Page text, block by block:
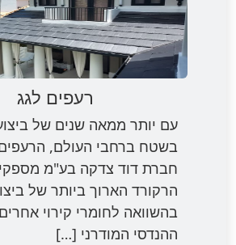
רעפים לגג
עם יותר ממאה שנים של
בשטח ברחבי העולם,
חברת דוד צדקה בע"מ
הרקורד הארוך ביותר של
בהשוואה לחומרי קירוי
ההנדסי המודרני […]